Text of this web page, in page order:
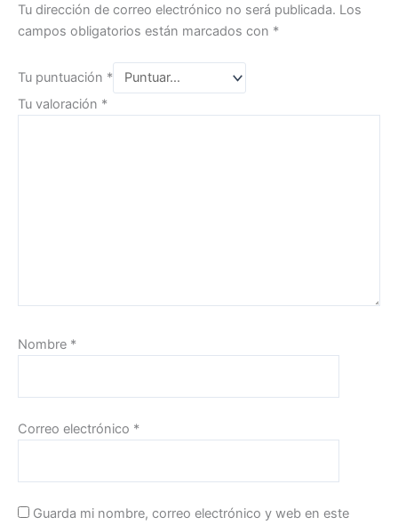
Tu dirección de correo electrónico no será publicada. Los
campos obligatorios están marcados con *
Tu puntuación *
Tu valoración *
Nombre *
Correo electrónico *
Guarda mi nombre, correo electrónico y web en este